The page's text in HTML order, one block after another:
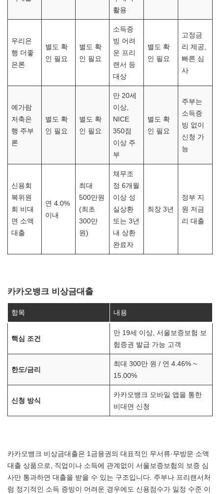
활용
우리은
행 더좋
은론
별도 확
인 필요
별도 확
인 필요
소득증
빙 어려
운 프리
랜서 등
대상
별도 확
인 필요
고정금
리 제공,
빠른 심
사
예가람
저축은
행 주부
론
별도 확
인 필요
별도 확
인 필요
만 20세
이상,
NICE
350점
이상 주
부
별도 확
인 필요
주부는
소득증
빙 없이
신청 가
능
신용회
복위원
회 비대
면 소액
대출
연 4.0%
이내
최대
500만원
(최초
300만
원)
채무조
정 6개월
이상 성
실상환
또는 3년
내 상환
완료자
최장 3년
정부 지
원 저금
리 대출
카카오뱅크 비상금대출
항목 내용
핵심 조건
만 19세 이상, 서울보증보험 보
험증권 발급 가능 고객
한도/금리
최대 300만 원 / 연 4.46% ~
15.00%
신청 방식
카카오뱅크 모바일 앱을 통한
비대면 신청
카카오뱅크 비상금대출은 1금융권의 대표적인 무서류·무방문 소액
대출 상품으로, 직업이나 소득에 관계없이 서울보증보험의 보증 심
사만 통과하면 대출을 받을 수 있는 구조입니다. 주부나 프리랜서처
럼 정기적인 소득 증빙이 어려운 경우에도 신용점수가 일정 수준 이